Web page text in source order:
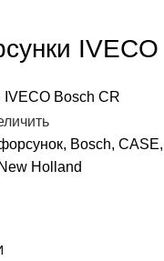
, Bosch, CASE,
New Holland